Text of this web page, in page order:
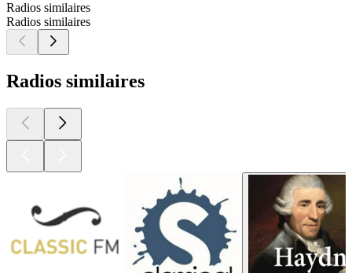
Radios similaires
Radios similaires
Radios similaires